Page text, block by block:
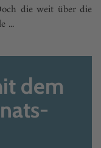
die weit über die
...
dem